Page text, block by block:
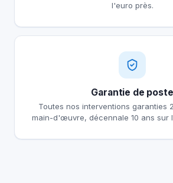
l'euro près.
Garantie de poste
Toutes nos interventions garanties
main-d'œuvre, décennale 10 ans sur